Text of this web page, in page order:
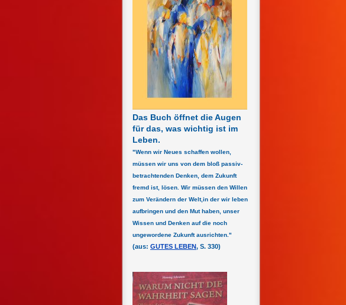
Das Buch öffnet die Augen
für das, was wichtig ist im
Leben.
"Wenn wir Neues schaffen wollen,
müssen wir uns von dem bloß passiv-
betrachtenden Denken, dem Zukunft
fremd ist, lösen. Wir müssen den Willen
zum Verändern der Welt,in der wir leben
aufbringen und den Mut haben, unser
Wissen und Denken auf die noch
ungewordene Zukunft ausrichten."
(aus: GUTES LEBEN, S. 330)